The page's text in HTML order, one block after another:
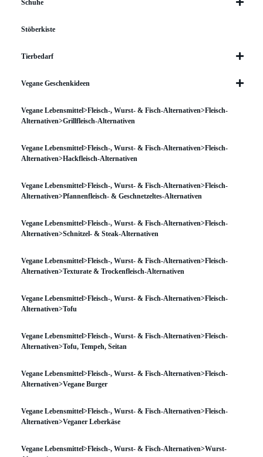
Schuhe
Stöberkiste
Tierbedarf
Vegane Geschenkideen
Vegane Lebensmittel>Fleisch-, Wurst- & Fisch-Alternativen>Fleisch-
Alternativen>Grillfleisch-Alternativen
Vegane Lebensmittel>Fleisch-, Wurst- & Fisch-Alternativen>Fleisch-
Alternativen>Hackfleisch-Alternativen
Vegane Lebensmittel>Fleisch-, Wurst- & Fisch-Alternativen>Fleisch-
Alternativen>Pfannenfleisch- & Geschnetzeltes-Alternativen
Vegane Lebensmittel>Fleisch-, Wurst- & Fisch-Alternativen>Fleisch-
Alternativen>Schnitzel- & Steak-Alternativen
Vegane Lebensmittel>Fleisch-, Wurst- & Fisch-Alternativen>Fleisch-
Alternativen>Texturate & Trockenfleisch-Alternativen
Vegane Lebensmittel>Fleisch-, Wurst- & Fisch-Alternativen>Fleisch-
Alternativen>Tofu
Vegane Lebensmittel>Fleisch-, Wurst- & Fisch-Alternativen>Fleisch-
Alternativen>Tofu, Tempeh, Seitan
Vegane Lebensmittel>Fleisch-, Wurst- & Fisch-Alternativen>Fleisch-
Alternativen>Vegane Burger
Vegane Lebensmittel>Fleisch-, Wurst- & Fisch-Alternativen>Fleisch-
Alternativen>Veganer Leberkäse
Vegane Lebensmittel>Fleisch-, Wurst- & Fisch-Alternativen>Wurst-